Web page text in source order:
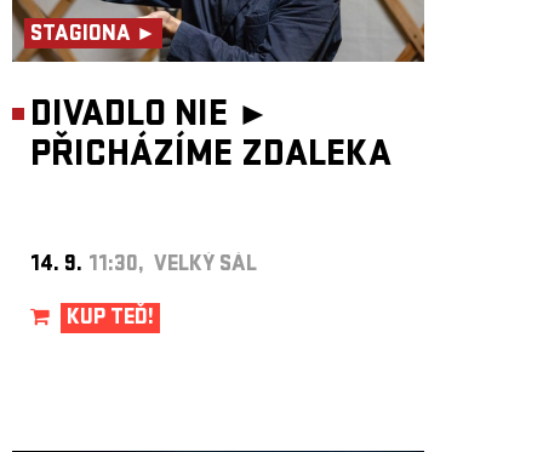
STAGIONA ►
DIVADLO NIE ►
PŘICHÁZÍME ZDALEKA
14. 9. 11:30, VELKÝ SÁL
KUP TEĎ!